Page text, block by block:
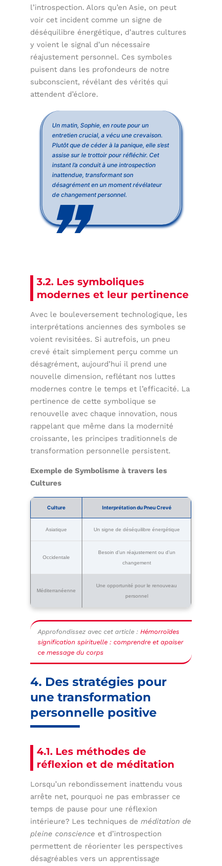
l’introspection. Alors qu’en Asie, on peut
voir cet incident comme un signe de
déséquilibre énergétique, d’autres cultures
y voient le signal d’un nécessaire
réajustement personnel. Ces symboles
puisent dans les profondeurs de notre
subconscient, révélant des vérités qui
attendent d’éclore.
Un matin, Sophie, en route pour un
entretien crucial, a vécu une crevaison.
Plutôt que de céder à la panique, elle s’est
assise sur le trottoir pour réfléchir. Cet
instant l’a conduit à une introspection
inattendue, transformant son
désagrément en un moment révélateur
de changement personnel.
3.2. Les symboliques
modernes et leur pertinence
Avec le bouleversement technologique, les
interprétations anciennes des symboles se
voient revisitées. Si autrefois, un pneu
crevé était simplement perçu comme un
désagrément, aujourd’hui il prend une
nouvelle dimension, reflétant nos luttes
modernes contre le temps et l’efficacité. La
pertinence de cette symbolique se
renouvelle avec chaque innovation, nous
rappelant que même dans la modernité
croissante, les principes traditionnels de
transformation personnelle persistent.
Exemple de Symbolisme à travers les
Cultures
Culture Interprétation du Pneu Crevé
Asiatique Un signe de déséquilibre énergétique
Occidentale
Besoin d’un réajustement ou d’un
changement
Méditerranéenne
Une opportunité pour le renouveau
personnel
Approfondissez avec cet article : Hémorroïdes
signification spirituelle : comprendre et apaiser
ce message du corps
4. Des stratégies pour
une transformation
personnelle positive
4.1. Les méthodes de
réflexion et de méditation
Lorsqu’un rebondissement inattendu vous
arrête net, pourquoi ne pas embrasser ce
temps de pause pour une réflexion
intérieure? Les techniques deméditation de
pleine conscience et d’introspection
permettent de réorienter les perspectives
désagréables vers un apprentissage